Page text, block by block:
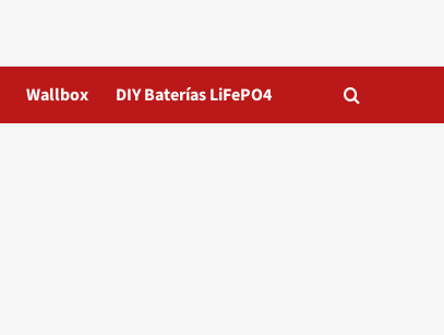
Wallbox DIY Baterías LiFePO4